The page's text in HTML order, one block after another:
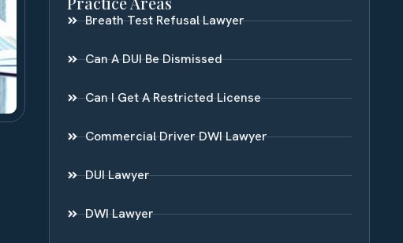
Breath Test Refusal Lawyer
Can A DUI Be Dismissed
Can I Get A Restricted License
Commercial Driver DWI Lawyer
DUI Lawyer
DWI Lawyer